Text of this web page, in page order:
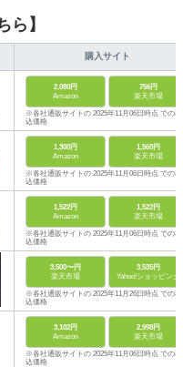
ら】
購入サイト
2,080円
Amazon
756円
楽天市場
※各社通販サイトの 2025年11月06日時点 での税
込価格
1,300円
Amazon
1,560円
楽天市場
※各社通販サイトの 2025年11月06日時点 での税
込価格
1,522円
Amazon
1,522円
楽天市場
※各社通販サイトの 2025年11月06日時点 での税
込価格
3,500〜円
楽天市場
3,535円
Yahoo!ショッピング
※各社通販サイトの 2025年11月26日時点 での税
込価格
3,102円
Amazon
2,998円
楽天市場
※各社通販サイトの 2025年11月06日時点 での税
込価格